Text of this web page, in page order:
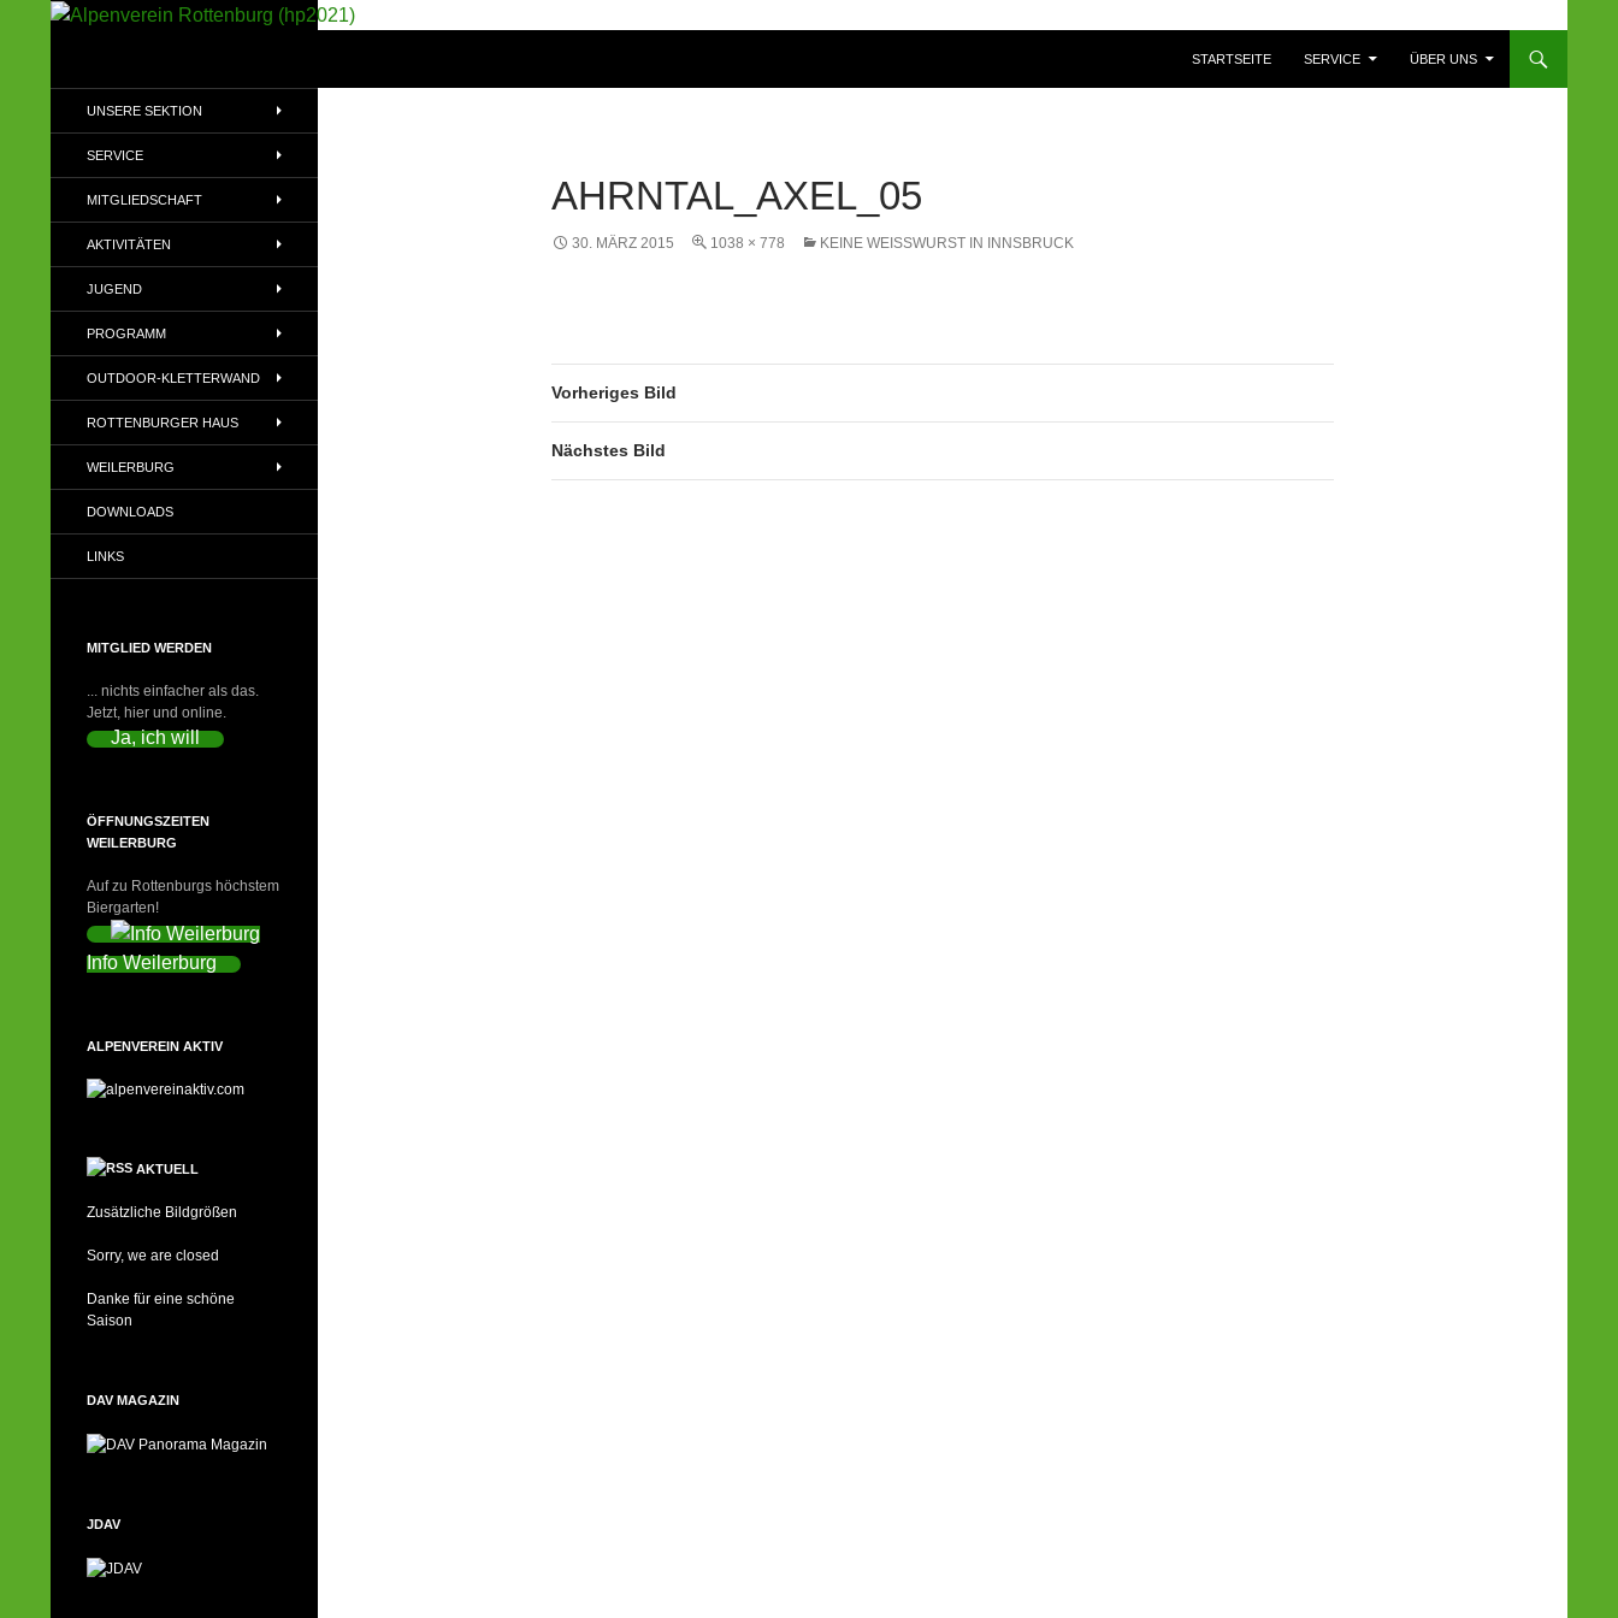
STARTSEITE
SERVICE ÜBER UNS
AHRNTAL_AXEL_05
30. MÄRZ 2015 1038 × 778 KEINE WEISSWURST IN INNSBRUCK
Vorheriges Bild
Nächstes Bild
(DAV)
UNSERE SEKTION
SERVICE
MITGLIEDSCHAFT
AKTIVITÄTEN
JUGEND
PROGRAMM
OUTDOOR-KLETTERWAND
ROTTENBURGER HAUS
WEILERBURG
DOWNLOADS
LINKS
MITGLIED WERDEN
... nichts einfacher als das.
Jetzt, hier und online.
Ja, ich will
ÖFFNUNGSZEITEN
WEILERBURG
Auf zu Rottenburgs höchstem
Biergarten!
Info Weilerburg
ALPENVEREIN AKTIV
AKTUELL
Zusätzliche Bildgrößen
Sorry, we are closed
Danke für eine schöne
Saison
DAV MAGAZIN
JDAV